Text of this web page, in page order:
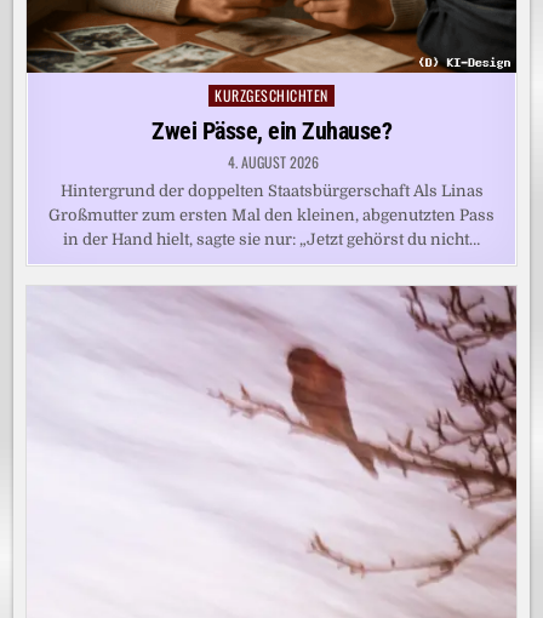
Posted
in
KURZGESCHICHTEN
Zwei Pässe, ein Zuhause?
4. AUGUST 2026
Hintergrund der doppelten Staatsbürgerschaft Als Linas
Großmutter zum ersten Mal den kleinen, abgenutzten Pass
in der Hand hielt, sagte sie nur: „Jetzt gehörst du nicht…